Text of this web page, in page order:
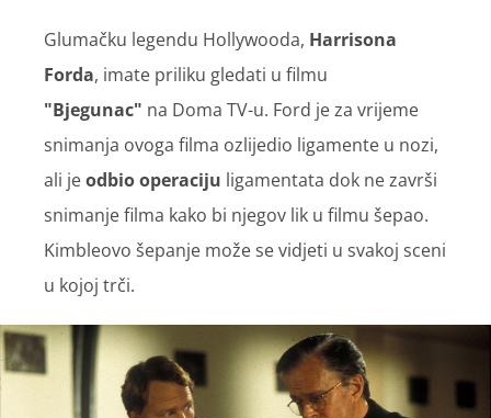
Glumačku legendu Hollywooda, Harrisona
Forda, imate priliku gledati u filmu
"Bjegunac" na Doma TV-u. Ford je za vrijeme
snimanja ovoga filma ozlijedio ligamente u nozi,
ali jeodbio operaciju ligamentata dok ne završi
snimanje filma kako bi njegov lik u filmu šepao.
Kimbleovo šepanje može se vidjeti u svakoj sceni
u kojoj trči.